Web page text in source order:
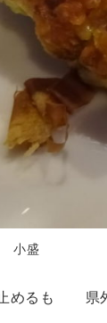
小盛
めるも 県